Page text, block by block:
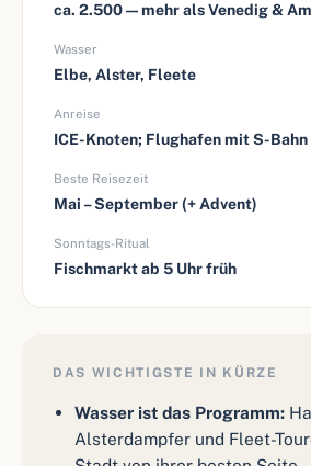
ca. 2.500 — mehr als Venedig &
Wasser
Elbe, Alster, Fleete
Anreise
ICE-Knoten; Flughafen mit S-Bahn
Beste Reisezeit
Mai – September (+ Advent)
Sonntags-Ritual
Fischmarkt ab 5 Uhr früh
DAS WICHTIGSTE IN KÜRZE
Wasser ist das Programm:
Alsterdampfer und Fleet-